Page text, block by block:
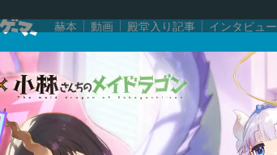
赫本 動画 殿堂入り記事 インタビュー